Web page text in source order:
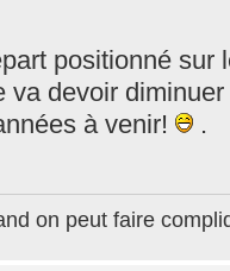
positionné sur
va devoir
à venir!
.
on peut faire